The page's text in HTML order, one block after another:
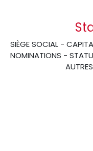
SIÈGE SOCIAL -
NOMINATIONS -